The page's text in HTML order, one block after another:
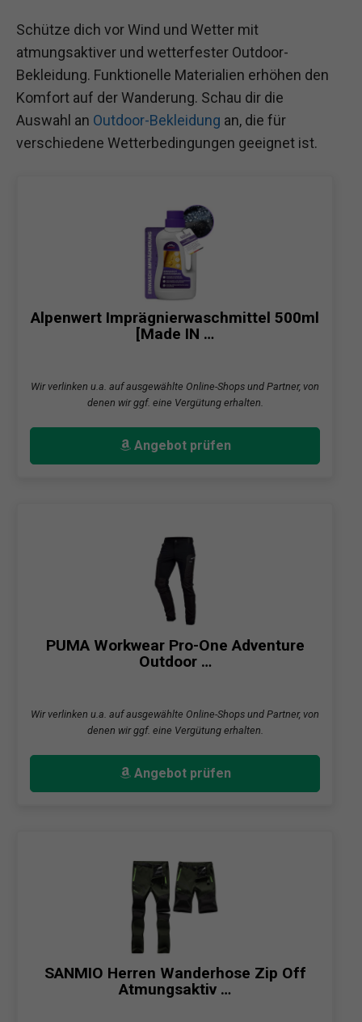
Schütze dich vor Wind und Wetter mit
atmungsaktiver und wetterfester Outdoor-
Bekleidung. Funktionelle Materialien erhöhen den
Komfort auf der Wanderung. Schau dir die
Auswahl an Outdoor-Bekleidung an, die für
verschiedene Wetterbedingungen geeignet ist.
Alpenwert Imprägnierwaschmittel 500ml
[Made IN …
Wir verlinken u.a. auf ausgewählte Online-Shops und Partner, von
denen wir ggf. eine Vergütung erhalten.
Angebot prüfen
PUMA Workwear Pro-One Adventure
Outdoor …
Wir verlinken u.a. auf ausgewählte Online-Shops und Partner, von
denen wir ggf. eine Vergütung erhalten.
Angebot prüfen
SANMIO Herren Wanderhose Zip Off
Atmungsaktiv …